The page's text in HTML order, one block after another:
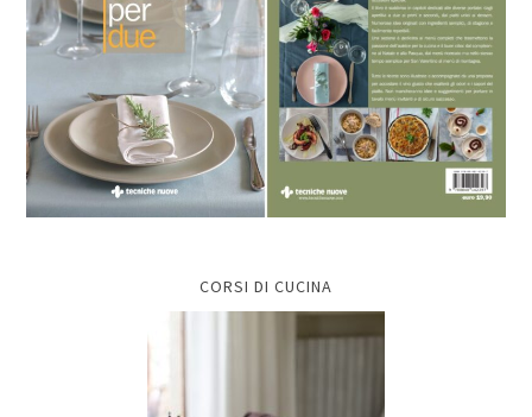
CORSI DI CUCINA